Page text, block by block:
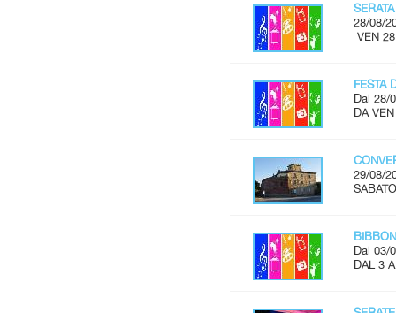
28/08/
VEN
FESTA
Dal 28/
DA
29/08/
Dal 03/
DAL 3